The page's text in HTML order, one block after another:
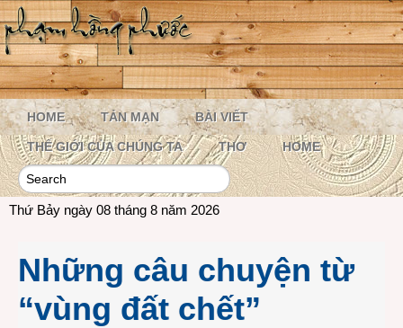
HOME TẢN MẠN BÀI VIẾT
THẾ GIỚI CỦA CHÚNG TA THƠ HOME
Thứ Bảy ngày 08 tháng 8 năm 2026
Những câu chuyện từ
“vùng đất chết”